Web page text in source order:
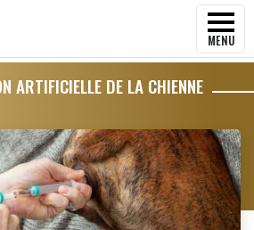
MENU
ARTIFICIELLE DE LA CHIENNE